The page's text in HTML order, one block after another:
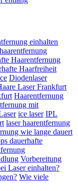
einhalten
Haarentfernung
Haarfreiheit
Diodenlaser
Laser Frankfurt
Haarentfernung
mit
ice laser IPL
laser haarentfernung
wie lange dauert
dauerhafte
Vorbereitung
Laser einhalten?
Wie viele